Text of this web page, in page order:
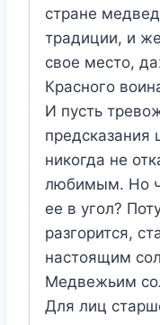
стране
традиции, и
свое место,
Красного
И пусть
предсказания
никогда не
любимым. Но
ее в угол?
разгорится,
настоящим
Медвежьим
Для лиц